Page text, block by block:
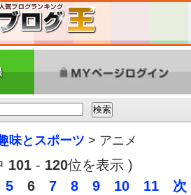
味とスポーツ > アニメ
101- 120位を表示 )
5 6 7 8 9 10 11
次